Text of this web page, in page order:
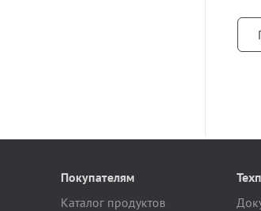
Покупателям
Каталог продуктов